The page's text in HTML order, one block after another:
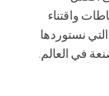
واقتناء
نستوردها
في العالم.